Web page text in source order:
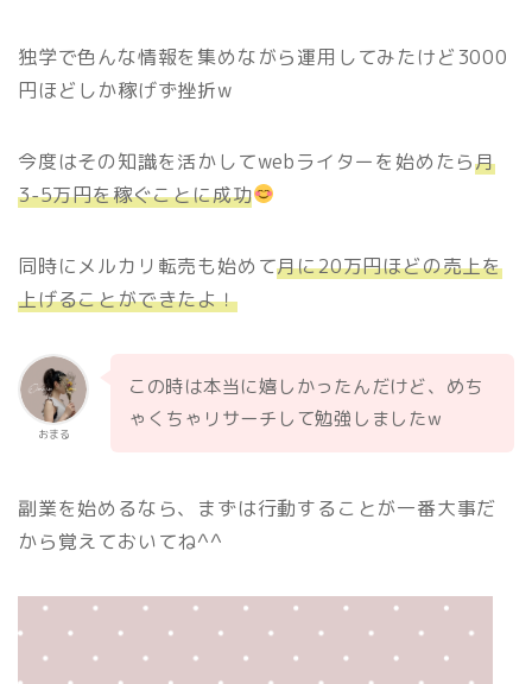
独学で色んな情報を集めながら運用してみたけど3000
円ほどしか稼げず挫折w
今度はその知識を活かしてwebライターを始めたら月
3-5万円を稼ぐことに成功
同時にメルカリ転売も始めて月に20万円ほどの売上を
上げることができたよ！
おまる
この時は本当に嬉しかったんだけど、めち
ゃくちゃリサーチして勉強しましたw
副業を始めるなら、まずは行動することが一番大事だ
から覚えておいてね^^